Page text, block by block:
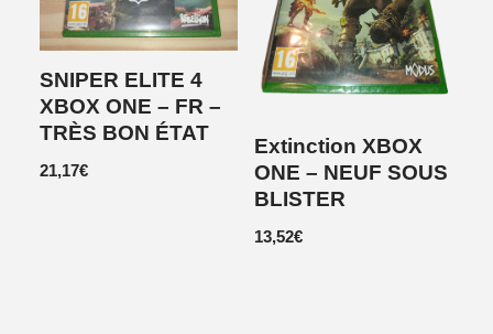
SNIPER ELITE 4
XBOX ONE – FR –
TRÈS BON ÉTAT
21,17€
Extinction XBOX
ONE – NEUF SOUS
BLISTER
13,52€